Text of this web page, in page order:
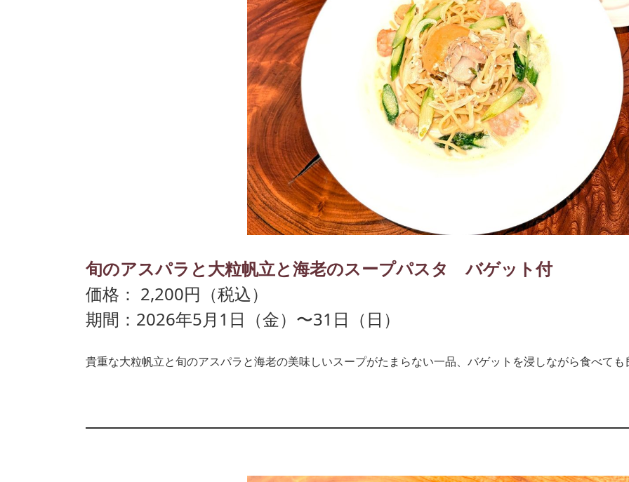
旬のアスパラと大粒帆立と海老のスープパスタ バゲット付
価格： 2,200円（税込）
期間：2026年5月1日（金）〜31日（日）
貴重な大粒帆立と旬のアスパラと海老の美味しいスープがたまらない一品、バゲットを浸しながら食べて